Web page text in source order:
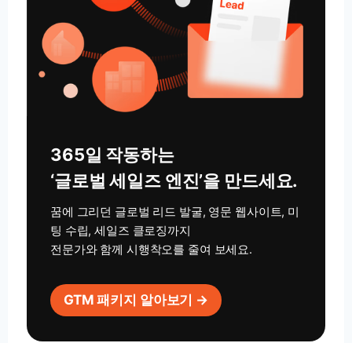
365일 작동하는
‘글로벌 세일즈 엔진’을 만드세요.
꿈에 그리던 글로벌 리드 발굴, 영문 웹사이트, 미
팅 수립, 세일즈 클로징까지
전문가와 함께 시행착오를 줄여 보세요.
GTM 패키지 알아보기 →